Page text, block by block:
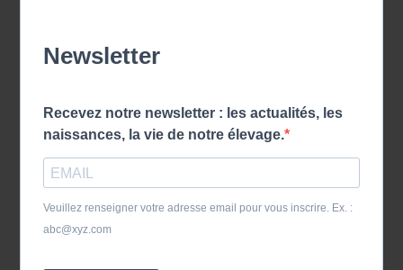
Newsletter
Recevez notre newsletter : les actualités, les
naissances, la vie de notre élevage.
Veuillez renseigner votre adresse email pour vous inscrire. Ex. :
abc@xyz.com